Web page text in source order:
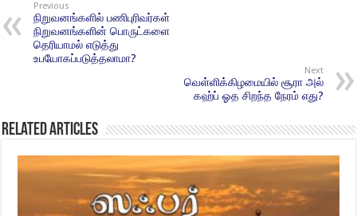
Previous
நிறுவனங்களில் பணிபுரிவர்கள்
நிறுவனங்களின் பொருட்களை
தெரியாமல் எடுத்து
உபயோகப்படுத்தலாமா?
Next
வெள்ளிக்கிழமையில் சூரா அல்
கஹ்ப் ஓத சிறந்த நேரம் எது?
Related Articles